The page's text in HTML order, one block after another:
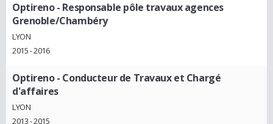
Optireno- Responsable pôle travaux agences
Grenoble/Chambéry
LYON
2015 - 2016
Optireno- Conducteur de Travaux et Chargé
d'affaires
LYON
2013 - 2015